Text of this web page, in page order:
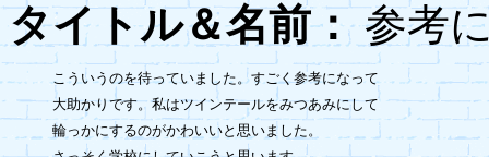
タイトル＆名前：参考
こういうのを待っていました。すごく参考になって
大助かりです。私はツインテールをみつあみにして
輪っかにするのがかわいいと思いました。